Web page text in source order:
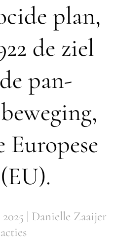
plan,
de ziel
pan-
Europese
| Danielle Zaaijer